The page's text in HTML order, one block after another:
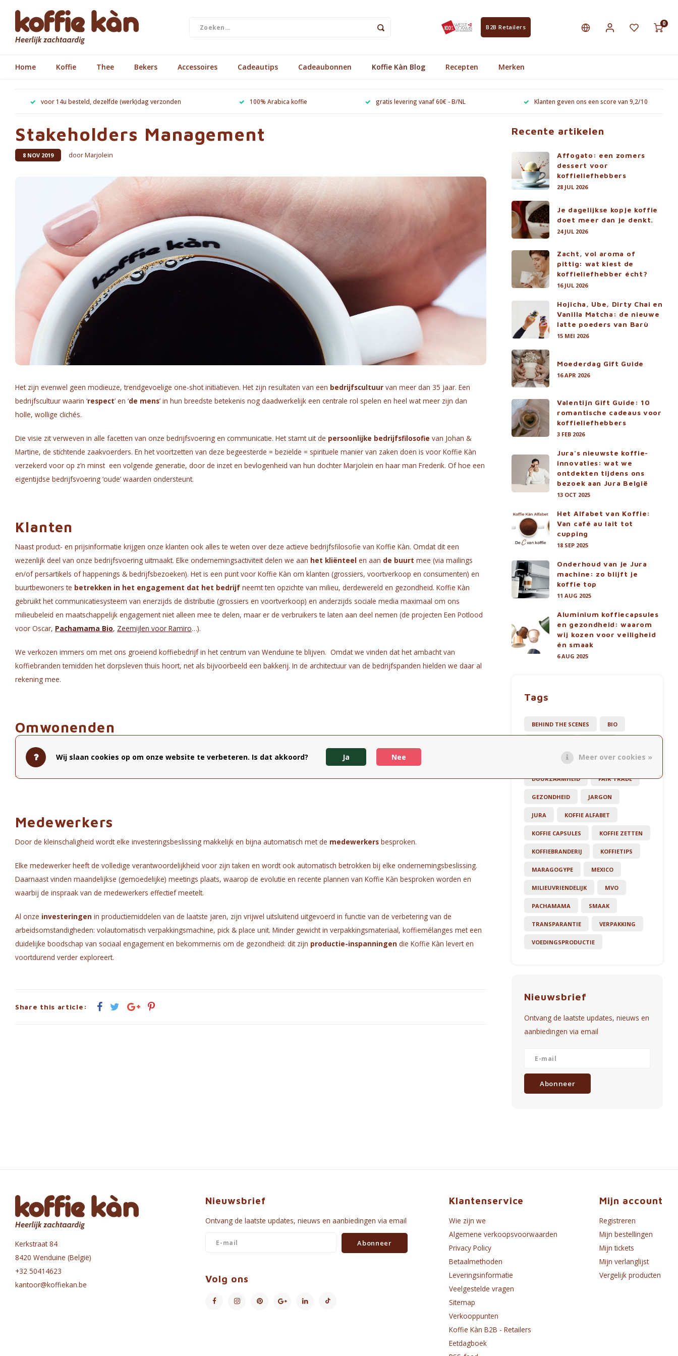
B2B Retailers
0
Home Koffie Thee Bekers Accessoires Cadeautips Cadeaubonnen Koffie Kàn Blog Recepten Merken
voor 14u besteld, dezelfde (werk)dag verzonden 100% Arabica koffie gratis levering vanaf 60€ - B/NL Klanten geven ons een score van 9,2/10
Stakeholders Management
8 NOV 2019 door Marjolein
Het zijn evenwel geen modieuze, trendgevoelige one-shot initiatieven. Het zijn resultaten van een bedrijfscultuur van meer dan 35 jaar. Een
bedrijfscultuur waarin ‘respect’ en ‘de mens’ in hun breedste betekenis nog daadwerkelijk een centrale rol spelen en heel wat meer zijn dan
holle, wollige clichés.
Die visie zit verweven in alle facetten van onze bedrijfsvoering en communicatie. Het stamt uit de persoonlijke bedrijfsfilosofie van Johan &
Martine, de stichtende zaakvoerders. En het voortzetten van deze begeesterde = bezielde = spirituele manier van zaken doen is voor Koffie Kàn
verzekerd voor op z’n minst een volgende generatie, door de inzet en bevlogenheid van hun dochter Marjolein en haar man Frederik. Of hoe een
eigentijdse bedrijfsvoering ‘oude’ waarden ondersteunt.
Klanten
Naast product- en prijsinformatie krijgen onze klanten ook alles te weten over deze actieve bedrijfsfilosofie van Koffie Kàn. Omdat dit een
wezenlijk deel van onze bedrijfsvoering uitmaakt. Elke ondernemingsactiviteit delen we aan het kliënteel en aan de buurt mee (via mailings
en/of persartikels of happenings & bedrijfsbezoeken). Het is een punt voor Koffie Kàn om klanten (grossiers, voortverkoop en consumenten) en
buurtbewoners te betrekken in het engagement dat het bedrijf neemt ten opzichte van milieu, derdewereld en gezondheid. Koffie Kàn
gebruikt het communicatiesysteem van enerzijds de distributie (grossiers en voortverkoop) en anderzijds sociale media maximaal om ons
milieubeleid en maatschappelijk engagement niet alleen mee te delen, maar er de verbruikers te laten aan deel nemen (de projecten Een Potlood
voor Oscar, Pachamama Bio, Zeemijlen voor Ramiro…).
We verkozen immers om met ons groeiend koffiebedrijf in het centrum van Wenduine te blijven. Omdat we vinden dat het ambacht van
koffiebranden temidden het dorpsleven thuis hoort, net als bijvoorbeeld een bakkerij. In de architectuur van de bedrijfspanden hielden we daar al
rekening mee.
Omwonenden
Deelname aan de nationale
en de organisatie van diverse open deurdagen en bedrijfsbezoeken, voor zowel
buurtbewoners, verbruikers als voortverkopers, geeft een podium voor een dialoog tussen ons bedrijf en het cliënteel + de buren. Wat de
bedrijfsvoering beïnvloedt en mede bepaalt.
Medewerkers
Door de kleinschaligheid wordt elke investeringsbeslissing makkelijk en bijna automatisch met de medewerkers besproken.
Elke medewerker heeft de volledige verantwoordelijkheid voor zijn taken en wordt ook automatisch betrokken bij elke ondernemingsbeslissing.
Daarnaast vinden maandelijkse (gemoedelijke) meetings plaats, waarop de evolutie en recente plannen van Koffie Kàn besproken worden en
waarbij de inspraak van de medewerkers effectief meetelt.
Al onze investeringen in productiemiddelen van de laatste jaren, zijn vrijwel uitsluitend uitgevoerd in functie van de verbetering van de
arbeidsomstandigheden: volautomatisch verpakkingsmachine, pick & place unit. Minder gewicht in verpakkingsmateriaal, koffiemélanges met een
duidelijke boodschap van sociaal engagement en bekommernis om de gezondheid: dit zijn productie-inspanningen die Koffie Kàn levert en
voortdurend verder exploreert.
Share this article:
Recente artikelen
Affogato: een zomers
dessert voor
koffieliefhebbers
28 JUL 2026
Je dagelijkse kopje koffie
doet meer dan je denkt.
24 JUL 2026
Zacht, vol aroma of
pittig: wat kiest de
koffieliefhebber écht?
16 JUL 2026
Hojicha, Ube, Dirty Chai en
Vanilla Matcha: de nieuwe
latte poeders van Barù
15 MEI 2026
Moederdag Gift Guide
16 APR 2026
Valentijn Gift Guide: 10
romantische cadeaus voor
koffieliefhebbers
3 FEB 2026
Jura's nieuwste koffie-
innovaties: wat we
ontdekten tijdens ons
bezoek aan Jura België
13 OCT 2025
Het Alfabet van Koffie:
Van café au lait tot
cupping
18 SEP 2025
Onderhoud van je Jura
machine: zo blijft je
koffie top
11 AUG 2025
Aluminium koffiecapsules
en gezondheid: waarom
wij kozen voor veiligheid
én smaak
6 AUG 2025
Tags
BEHIND THE SCENES BIO
COLD BREW DISTRIBUTIE
DUURZAAMHEID FAIR TRADE
GEZONDHEID JARGON
JURA KOFFIE ALFABET
KOFFIE CAPSULES KOFFIE ZETTEN
KOFFIEBRANDERIJ KOFFIETIPS
MARAGOGYPE MEXICO
MILIEUVRIENDELIJK MVO
PACHAMAMA SMAAK
TRANSPARANTIE VERPAKKING
VOEDINGSPRODUCTIE
Nieuwsbrief
Ontvang de laatste updates, nieuws en
aanbiedingen via email
Abonneer
Kerkstraat 84
8420 Wenduine (België)
+32 50414623
kantoor@koffiekan.be
Nieuwsbrief
Ontvang de laatste updates, nieuws en aanbiedingen via email
Abonneer
Volg ons
Klantenservice
Wie zijn we
Algemene verkoopsvoorwaarden
Privacy Policy
Betaalmethoden
Leveringsinformatie
Veelgestelde vragen
Sitemap
Verkooppunten
Koffie Kàn B2B - Retailers
Eetdagboek
Mijn account
Registreren
Mijn bestellingen
Mijn tickets
Mijn verlanglijst
Vergelijk producten
Wij slaan cookies op om onze website te verbeteren. Is dat akkoord? Ja Nee Meer over cookies »